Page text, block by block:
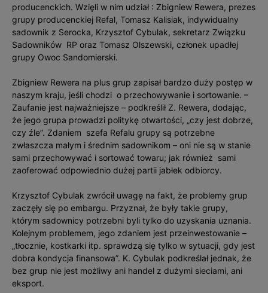
producenckich. Wzięli w nim udział : Zbigniew Rewera, prezes
grupy producenckiej Refal, Tomasz Kalisiak, indywidualny
sadownik z Serocka, Krzysztof Cybulak, sekretarz Związku
Sadowników RP oraz Tomasz Olszewski, członek upadłej
grupy Owoc Sandomierski.
Zbigniew Rewera na plus grup zapisał bardzo duży postęp w
naszym kraju, jeśli chodzi o przechowywanie i sortowanie. –
Zaufanie jest najważniejsze – podkreślił Z. Rewera, dodając,
że jego grupa prowadzi politykę otwartości, „czy jest dobrze,
czy źle”. Zdaniem szefa Refalu grupy są potrzebne
zwłaszcza małym i średnim sadownikom – oni nie są w stanie
sami przechowywać i sortować towaru; jak również sami
zaoferować odpowiednio dużej partii jabłek odbiorcy.
Krzysztof Cybulak zwrócił uwagę na fakt, że problemy grup
zaczęły się po embargu. Przyznał, że były takie grupy,
którym sadownicy potrzebni byli tylko do uzyskania uznania.
Kolejnym problemem, jego zdaniem jest przeinwestowanie –
„tłocznie, kostkarki itp. sprawdzą się tylko w sytuacji, gdy jest
dobra kondycja finansowa”. K. Cybulak podkreślał jednak, że
bez grup nie jest możliwy ani handel z dużymi sieciami, ani
eksport.